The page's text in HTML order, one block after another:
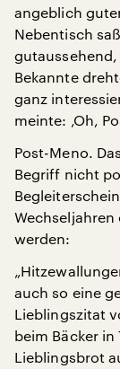
angeblich
Nebentisch
Bekannte
ganz
meinte: ‚Oh,
Post-Meno.
Begriff nicht
werden:
auch so eine
Lieblingszitat
beim Bäcker
Lieblingsbrot